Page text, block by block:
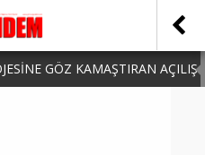
GÖZ KAMAŞTIRAN AÇILIŞ